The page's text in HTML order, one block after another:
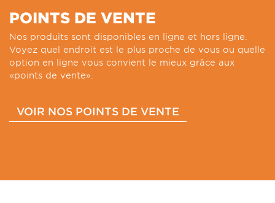
POINTS DE VENTE
Nos produits sont disponibles en ligne et hors ligne.
Voyez quel endroit est le plus proche de vous ou quelle
option en ligne vous convient le mieux grâce aux
«points de vente».
VOIR NOS POINTS DE VENTE